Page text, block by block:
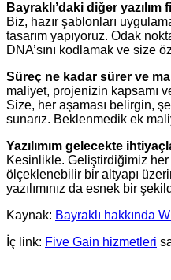
Bayraklı’daki diğer yazılım
Biz, hazır şablonları
tasarım yapıyoruz. Odak
DNA’sını kodlamak ve size
Süreç ne kadar sürer ve
maliyet, projenizin kapsamı
Size, her aşaması belirgin,
sunarız. Beklenmedik ek
Yazılımım gelecekte
Kesinlikle. Geliştirdiğimiz her
ölçeklenebilir bir altyapı
yazılımınız da esnek bir
Kaynak: Bayraklı hakkında
İç link: Five Gain hizmetleri